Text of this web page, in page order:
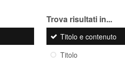
Trova risultati in...
Titolo e contenuto
Titolo